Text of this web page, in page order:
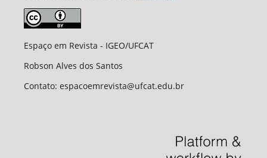
Espaço em Revista - IGEO/UFCAT
Robson Alves dos Santos
Contato: espacoemrevista@ufcat.edu.br